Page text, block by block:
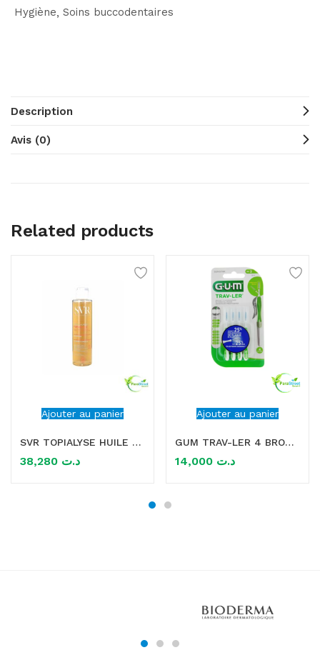
Hygiène Soins buccodentaires
Description
Avis (0)
Related products
Ajouter au panier
SVR TOPIALYSE HUILE LAVANTE 200ML
د.ت
Ajouter au panier
GUM TRAV-LER 4 BROSSETTES x4 1.1MM
د.ت